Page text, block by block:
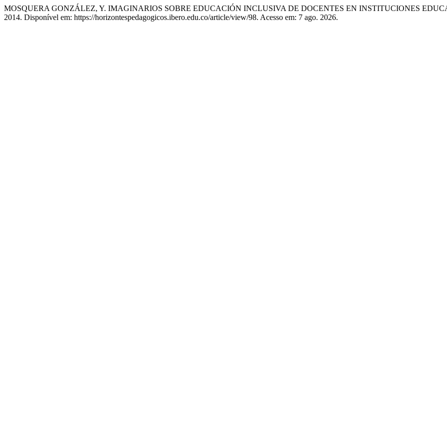
MOSQUERA GONZÁLEZ, Y. IMAGINARIOS SOBRE EDUCACIÓN INCLUSIVA DE DOCENTES EN INSTITUCIONES
2014. Disponível em: https://horizontespedagogicos.ibero.edu.co/article/view/98. Acesso em: 7 ago. 2026.